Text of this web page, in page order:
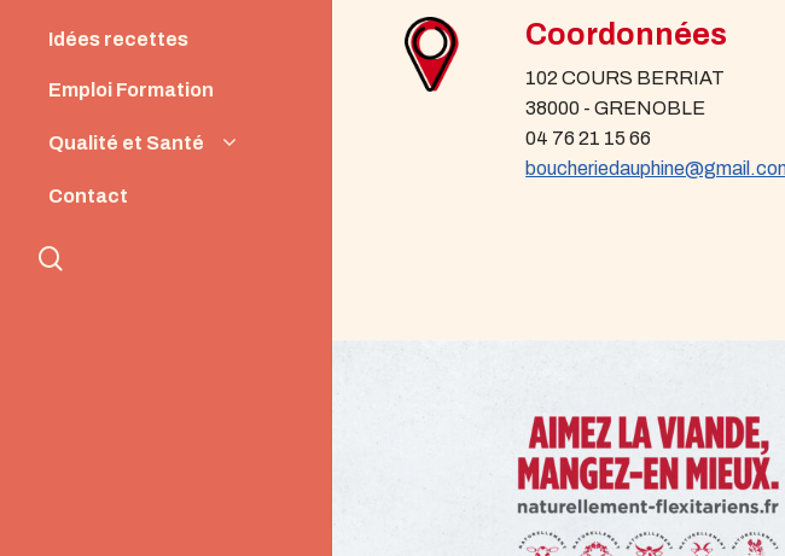
Idées recettes
Emploi Formation
Qualité et Santé
Origine et Qualité
Contact
Coordonnées
102 COURS BERRIAT
38000 - GRENOBLE
04 76 21 15 66